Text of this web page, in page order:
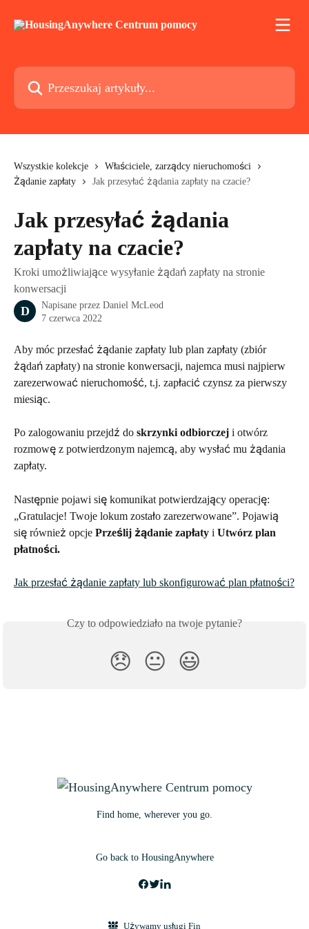
Przeszukaj artykuły...
Wszystkie kolekcje
Właściciele, zarządcy nieruchomości
Żądanie zapłaty
Jak przesyłać żądania zapłaty na czacie?
Jak przesyłać żądania
zapłaty na czacie?
Kroki umożliwiające wysyłanie żądań zapłaty na stronie
konwersacji
D Napisane przez Daniel McLeod
7 czerwca 2022
Aby móc przesłać żądanie zapłaty lub plan zapłaty (zbiór
żądań zapłaty) na stronie konwersacji, najemca musi najpierw
zarezerwować nieruchomość, t.j. zapłacić czynsz za pierwszy
miesiąc.
Po zalogowaniu przejdź do skrzynki odbiorczej i otwórz
rozmowę z potwierdzonym najemcą, aby wysłać mu żądania
zapłaty.
Następnie pojawi się komunikat potwierdzający operację:
„Gratulacje! Twoje lokum zostało zarezerwowane”. Pojawią
się również opcje Prześlij żądanie zapłaty i Utwórz plan
płatności.
Jak przesłać żądanie zapłaty lub skonfigurować plan płatności?
Czy to odpowiedziało na twoje pytanie?
😞 😐 😃
Find home, wherever you go.
Go back to HousingAnywhere
Używamy usługi Fin